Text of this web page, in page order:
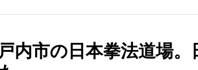
内市の日本拳法道場